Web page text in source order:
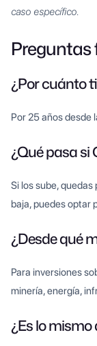
caso específico.
Preguntas
¿Por cuánto
Por 25 años desde
¿Qué pasa si
Si los sube,
baja, puedes optar
¿Desde qué
Para inversiones
minería, energía,
¿Es lo